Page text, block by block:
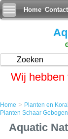
Home Contact
Wij hebben
Home
Accessoires
Aquatic Nature
Home > Planten en
Planten Schaar Gebogen
Aquatic